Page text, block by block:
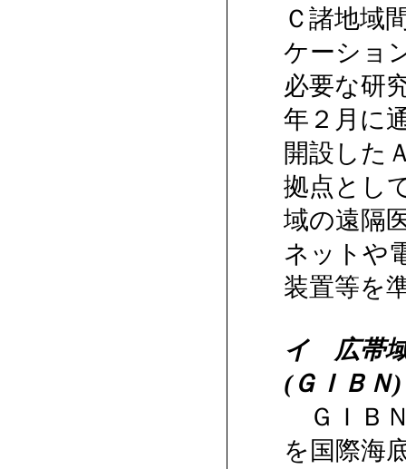
Ｃ諸地域
ケーショ
必要な研
年２月に
開設した
拠点とし
域の遠隔
ネットや
装置等を
イ 広帯域
(ＧＩＢＮ
ＧＩＢ
を国際海